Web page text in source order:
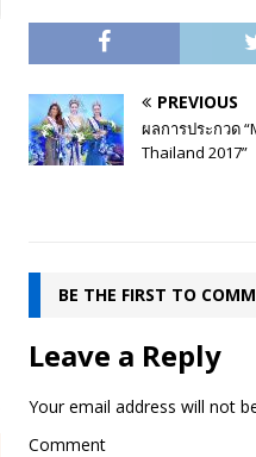
PREVIOUS
ผลการประกวด
Thailand 2017”
BE THE FIRST TO
Leave a Reply
Your email address will not
Comment